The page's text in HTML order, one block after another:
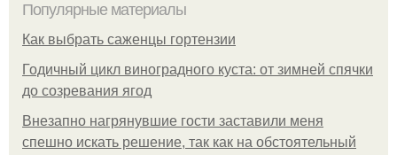
Популярные материалы
Как выбрать саженцы гортензии
Годичный цикл виноградного куста: от зимней спячки
до созревания ягод
Внезапно нагрянувшие гости заставили меня
спешно искать решение, так как на обстоятельный